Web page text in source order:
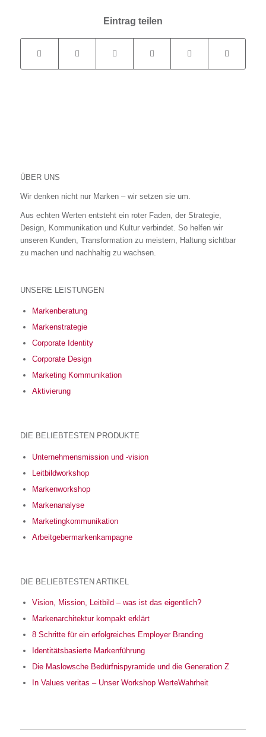
Eintrag teilen
ÜBER UNS
Wir denken nicht nur Marken – wir setzen sie um.
Aus echten Werten entsteht ein roter Faden, der Strategie,
Design, Kommunikation und Kultur verbindet. So helfen wir
unseren Kunden, Transformation zu meistern, Haltung sichtbar
zu machen und nachhaltig zu wachsen.
UNSERE LEISTUNGEN
Markenberatung
Markenstrategie
Corporate Identity
Corporate Design
Marketing Kommunikation
Aktivierung
DIE BELIEBTESTEN PRODUKTE
Unternehmensmission und -vision
Leitbildworkshop
Markenworkshop
Markenanalyse
Marketingkommunikation
Arbeitgebermarkenkampagne
DIE BELIEBTESTEN ARTIKEL
Vision, Mission, Leitbild – was ist das eigentlich?
Markenarchitektur kompakt erklärt
8 Schritte für ein erfolgreiches Employer Branding
Identitätsbasierte Markenführung
Die Maslowsche Bedürfnispyramide und die Generation Z
In Values veritas – Unser Workshop WerteWahrheit